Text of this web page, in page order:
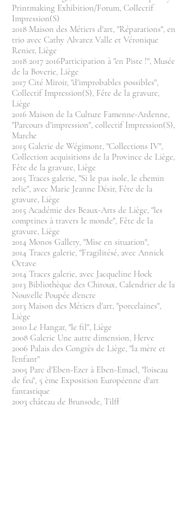
Printmaking Exhibition/Forum, Collectif
Impression(S)
2018 Maison des Métiers d'art, "Réparations", en
trio avec Cathy Alvarez Valle et Véronique
Renier, Liège
2018 2017 2016Participation à "en Piste !", Musée
de la Boverie, Liège
2017 Cité Miroir, "d'improbables possibles",
Collectif Impression(S), Fête de la gravure,
Liège
2016 Maison de la Culture Famenne-Ardenne,
"Parcours d'impression", collectif Impression(S),
Marche
2015 Galerie de Wégimont, "Collections IV",
Collection acquisitions de la Province de Liège,
Fête de la gravure, Liège
2015 Traces galerie, "Si le pas isole, le chemin
relie", avec Marie Jeanne Désir, Fête de la
gravure, Liège
2015 Académie des Beaux-Arts de Liège, "les
comptines à travers le monde", Fête de la
gravure, Liège
2014 Monos Gallery, "Mise en situation",
2014 Traces galerie, "Fragilitésé, avec Annick
Octave
2014 Traces galerie, avec Jacqueline Hock
2013 Bibliothèque des Chiroux, Calendrier de la
Nouvelle Poupée d'encre
2013 Maison des Métiers d'art, "porcelaines",
Liège
2010 Le Hangar, "le fil", Liège
2008 Galerie Une autre dimension, Herve
2006 Palais des Congrès de Liège, "la mère et
l'enfant"
2005 Parc d'Eben-Ezer à Eben-Emael, "l'oiseau
de feu", 5 ème Exposition Européenne d'art
fantastique
2003 château de Brunsode, Tilff